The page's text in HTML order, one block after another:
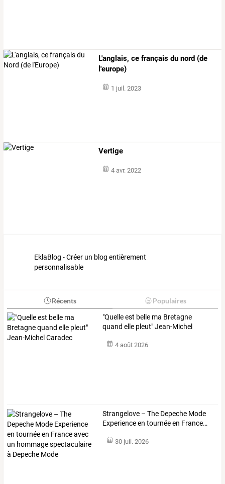
L'anglais, ce français du nord (de
l'europe)
1 juil. 2023
Vertige
4 avr. 2022
EklaBlog - Créer un blog entièrement
personnalisable
Récents Populaires
"Quelle est belle ma Bretagne
quand elle pleut" Jean-Michel
4 août 2026
Strangelove – The Depeche Mode
Experienceen tournéeen France…
30 juil. 2026